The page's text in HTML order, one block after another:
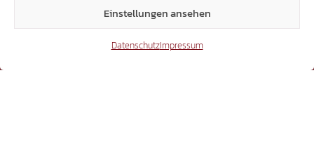
Einstellungen ansehen
DatenschutzImpressum
15.306